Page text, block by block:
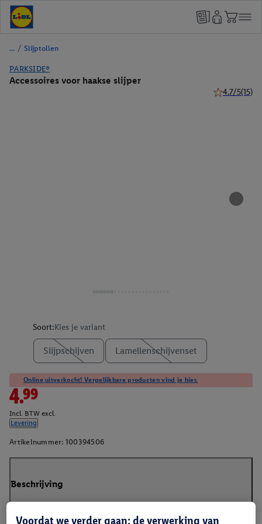
/ Slijptollen
PARKSIDE®
Accessoires voor haakse slijper
4.7/5(15)
Soort:Kies je variant
Slijpschijven Lamellenschijvenset
Online uitverkocht! Vergelijkbare producten vind je hier.
4.99
Incl. BTW excl.
Levering
Artikelnummer: 100394506
Beschrijving
Voordat we verder gaan: de verwerking van